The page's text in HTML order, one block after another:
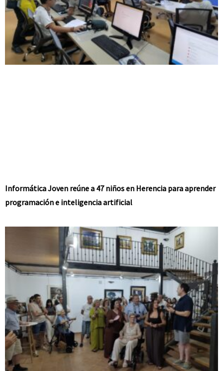
Informática Joven reúne a 47 niños en Herencia para aprender
programación e inteligencia artificial